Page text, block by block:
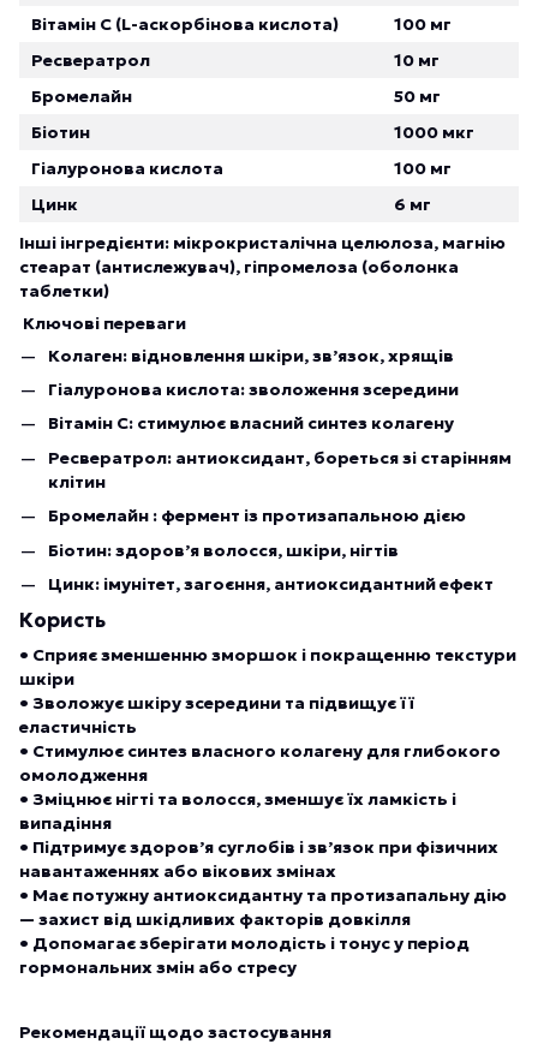
Вітамін C (L-аскорбінова кислота)
100 мг
Ресвератрол
10 мг
Бромелайн
50 мг
Біотин
1000 мкг
Гіалуронова кислота
100 мг
Цинк
6 мг
Інші інгредієнти: мікрокристалічна целюлоза, магнію
стеарат (антислежувач), гіпромелоза (оболонка
таблетки)
Ключові переваги
Колаген: відновлення шкіри, зв’язок, хрящів
Гіалуронова кислота: зволоження зсередини
Вітамін C: стимулює власний синтез колагену
Ресвератрол: антиоксидант, бореться зі старінням
клітин
Бромелайн : фермент із протизапальною дією
Біотин: здоров’я волосся, шкіри, нігтів
Цинк: імунітет, загоєння, антиоксидантний ефект
Користь
• Сприяє зменшенню зморшок і покращенню текстури
шкіри
• Зволожує шкіру зсередини та підвищує її
еластичність
• Стимулює синтез власного колагену для глибокого
омолодження
• Зміцнює нігті та волосся, зменшує їх ламкість і
випадіння
• Підтримує здоров’я суглобів і зв’язок при фізичних
навантаженнях або вікових змінах
• Має потужну антиоксидантну та протизапальну дію
— захист від шкідливих факторів довкілля
• Допомагає зберігати молодість і тонус у період
гормональних змін або стресу
Рекомендації щодо застосування